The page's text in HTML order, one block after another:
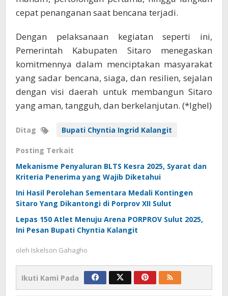
cepat penanganan saat bencana terjadi.
Dengan pelaksanaan kegiatan seperti ini,
Pemerintah Kabupaten Sitaro menegaskan
komitmennya dalam menciptakan masyarakat
yang sadar bencana, siaga, dan resilien, sejalan
dengan visi daerah untuk membangun Sitaro
yang aman, tangguh, dan berkelanjutan. (*Ighel)
Ditag Bupati Chyntia Ingrid Kalangit
Posting Terkait
Mekanisme Penyaluran BLTS Kesra 2025, Syarat dan
Kriteria Penerima yang Wajib Diketahui
Ini Hasil Perolehan Sementara Medali Kontingen
Sitaro Yang Dikantongi di Porprov XII Sulut
Lepas 150 Atlet Menuju Arena PORPROV Sulut 2025,
Ini Pesan Bupati Chyntia Kalangit
oleh Iskelson Gahagho
Ikuti Kami Pada